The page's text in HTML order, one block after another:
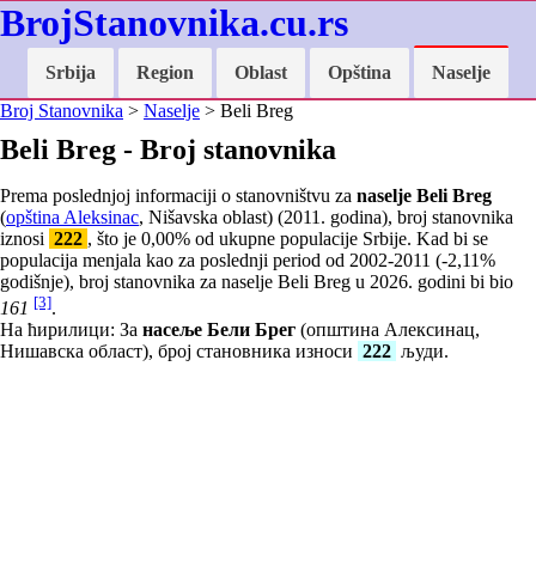
BrojStanovnika.cu.rs
Srbija Region Oblast Opština
Naselje
Broj Stanovnika > Naselje > Beli Breg
Beli Breg - Broj stanovnika
Prema poslednjoj informaciji o stanovništvu za naselje Beli Breg
(opština Aleksinac, Nišavska oblast) (2011. godina), broj stanovnika
iznosi 222 , što je 0,00% od ukupne populacije Srbije. Kad bi se
populacija menjala kao za poslednji period od 2002-2011 (-2,11%
godišnje), broj stanovnika za naselje Beli Breg u 2026. godini bi bio
161 [3].
На ћирилици: За насеље Бели Брег (општина Алексинац,
Нишавска област), број становника износи 222 људи.